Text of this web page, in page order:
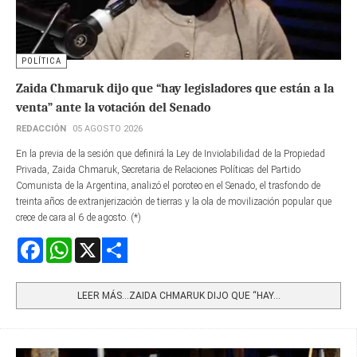
POLÍTICA
Zaida Chmaruk dijo que “hay legisladores que están a la
venta” ante la votación del Senado
REDACCIÓN 05 AGOSTO 2026
En la previa de la sesión que definirá la Ley de Inviolabilidad de la Propiedad
Privada, Zaida Chmaruk, Secretaria de Relaciones Políticas del Partido
Comunista de la Argentina, analizó el poroteo en el Senado, el trasfondo de
treinta años de extranjerización de tierras y la ola de movilización popular que
crece de cara al 6 de agosto. (*)
FacebookWhatsApp
LEER MÁS…ZAIDA CHMARUK DIJO QUE “HAY...